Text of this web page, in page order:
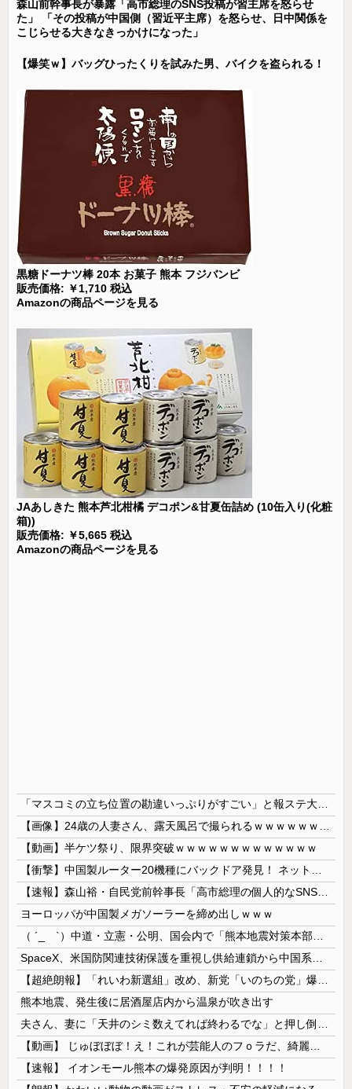
森山前幹事長が暴露「高市総理のSNS投稿が習主席を怒らせ
た」 「その投稿が中国側（習近平主席）を怒らせ、日中関係を
こじらせる大きなきっかけになった」
【爆笑ｗ】バッグひったくりを試みた男、バイクを盗られる！
黒糖ドーナツ棒 20本 お菓子 熊本 フジバンビ
販売価格: ￥1,710 税込
Amazonの商品ページを見る
JAあしきた 熊本芦北柑橘 デコポン&甘夏缶詰め (10缶入り(化粧
箱))
販売価格: ￥5,665 税込
Amazonの商品ページを見る
【動画】半ケツ祭り、限界突破ｗｗｗｗｗｗｗｗｗｗｗｗｗ
ヨーロッパが中国製メガソーラーを締め出しｗｗｗ
熊本地震、発生後に居酒屋店内から温泉が吹き出す
【速報】 イオンモール熊本の爆発原因が判明！！！！